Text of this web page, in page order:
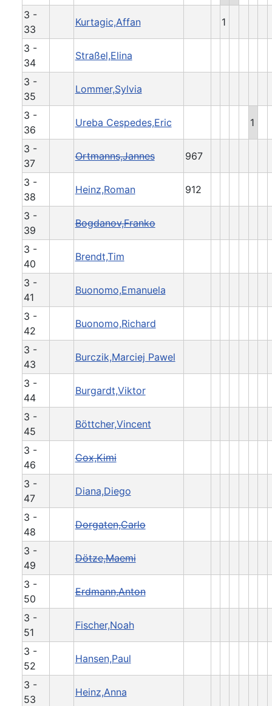
3 -
33
Kurtagic,Affan 1
3 -
34
Straßel,Elina
3 -
35
Lommer,Sylvia
3 -
36
Ureba Cespedes,Eric 1
3 -
37
Ortmanns,Jannes 967
3 -
38
Heinz,Roman 912
3 -
39
Bogdanov,Franko
3 -
40
Brendt,Tim
3 -
41
Buonomo,Emanuela
3 -
42
Buonomo,Richard
3 -
43
Burczik,Marciej Pawel
3 -
44
Burgardt,Viktor
3 -
45
Böttcher,Vincent
3 -
46
Cox,Kimi
3 -
47
Diana,Diego
3 -
48
Dorgaten,Carlo
3 -
49
Dötze,Maemi
3 -
50
Erdmann,Anton
3 -
51
Fischer,Noah
3 -
52
Hansen,Paul
3 -
53
Heinz,Anna